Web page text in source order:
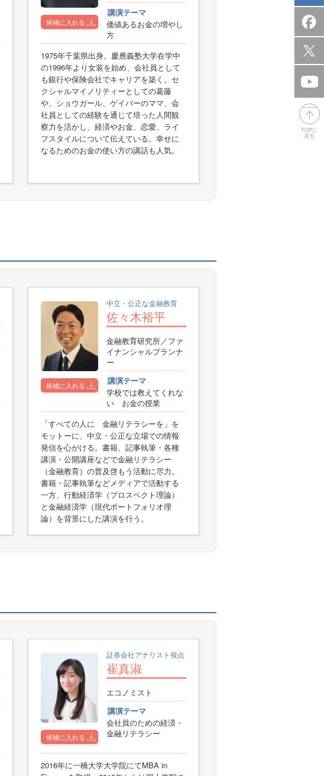
候補に入れる
講演テーマ
価値あるお金の増やし
方
1975年千葉県出身。慶應義塾大学在学中
の1996年より女装を始め、会社員として
も銀行や保険会社でキャリアを築く。セ
クシャルマイノリティーとしての葛藤
や、ショウガール、ゲイバーのママ、会
社員としての経験を通じて培った人間観
察力を活かし、経済やお金、恋愛、ライ
フスタイルについて伝えている。幸せに
なるためのお金の使い方の講話も人気。
候補に入れる
中立・公正な金融教育
佐々木裕平
金融教育研究所／ファ
イナンシャルプランナ
ー
講演テーマ
学校では教えてくれな
い お金の授業
「すべての人に 金融リテラシーを」を
モットーに、中立・公正な立場での情報
発信を心がける。書籍、記事執筆・各種
講演・公開講座などで金融リテラシー
（金融教育）の普及啓もう活動に尽力。
書籍・記事執筆などメディアで活動する
一方、行動経済学（プロスペクト理論）
と金融経済学（現代ポートフォリオ理
論）を背景にした講演を行う。
候補に入れる
証券会社アナリスト視点
崔真淑
エコノミスト
講演テーマ
会社員のための経済・
金融リテラシー
2016年に一橋大学大学院にてMBA in
TOPに
戻る